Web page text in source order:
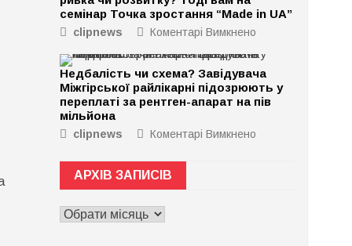
семінар Точка зростання “Made in UA”
clipnews Коментарі Вимкнено
ідею
чи
діюче
Недбалість чи схема? Завідувача
Міжгірської райлікарні підозрюють у
переплаті за рентген-апарат на пів
мільйона
clipnews Коментарі Вимкнено
АРХІВ ЗАПИСІВ
АРХІВ
ЗАПИСІВ